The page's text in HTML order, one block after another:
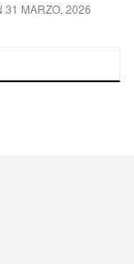
31 MARZO, 2026